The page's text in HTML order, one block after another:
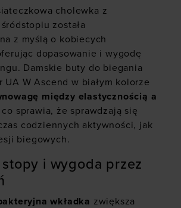
cholewka z
została
z myślą o kobiecych
dopasowanie i wygodę
Damskie buty do biegania
UA W Ascend w białym kolorze
między elastycznością a
co sprawia, że sprawdzają się
codziennych aktywności, jak
biegowych.
i wygoda przez
wkładka zwiększa